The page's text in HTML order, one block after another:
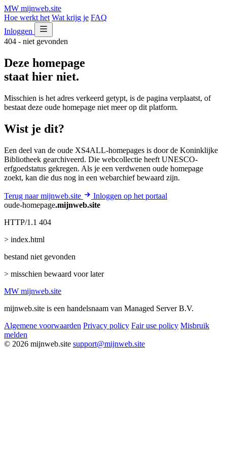
MW mijnweb.site
Hoe werkt het Wat krijg je FAQ
Inloggen
404 - niet gevonden
Deze homepage
staat hier niet.
Misschien is het adres verkeerd getypt, is de pagina verplaatst, of
bestaat deze oude homepage niet meer op dit platform.
Wist je dit?
Een deel van de oude XS4ALL-homepages is door de Koninklijke
Bibliotheek gearchiveerd. Die webcollectie heeft UNESCO-
erfgoedstatus gekregen. Als je een verdwenen oude homepage
zoekt, kan die dus nog in een webarchief bewaard zijn.
Terug naar mijnweb.site
Inloggen op het portaal
oude-homepage.mijnweb.site
HTTP/1.1 404
> index.html
bestand niet gevonden
> misschien bewaard voor later
MW mijnweb.site
mijnweb.site is een handelsnaam van Managed Server B.V.
Algemene voorwaarden Privacy policy Fair use policy Misbruik
melden
© 2026 mijnweb.site support@mijnweb.site